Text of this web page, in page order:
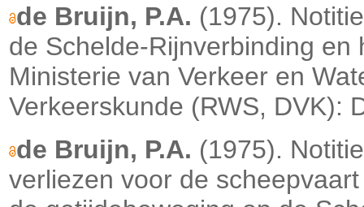
de Bruijn, P.A. (1975).
de Schelde-Rijnverbinding en
Ministerie van Verkeer en
Verkeerskunde (RWS, DVK):
de Bruijn, P.A. (1975).
verliezen voor de